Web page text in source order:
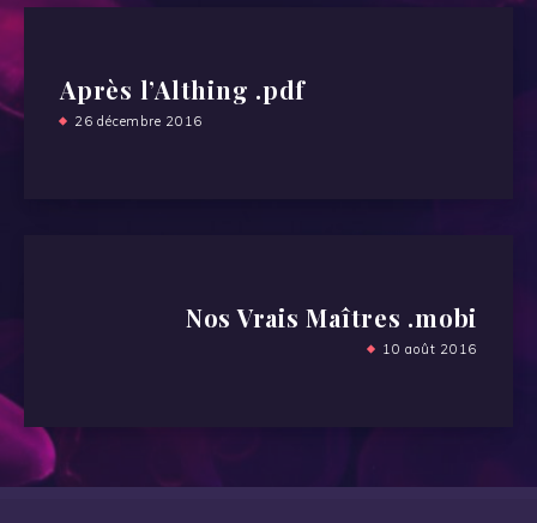
Après l’Althing .pdf
26 décembre 2016
Nos Vrais Maîtres .mobi
10 août 2016